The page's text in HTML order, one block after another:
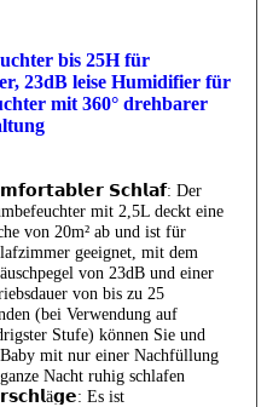
bis 25H für
23dB leise Humidifier für
mit 360° drehbarer
𝗦𝗰𝗵𝗹𝗮𝗳: Der
mit 2,5L deckt eine
von 20m² ab und ist für
geeignet, mit dem
von 23dB und einer
von bis zu 25
(bei Verwendung auf
Stufe) können Sie und
mit nur einer Nachfüllung
Nacht ruhig schlafen
Es ist